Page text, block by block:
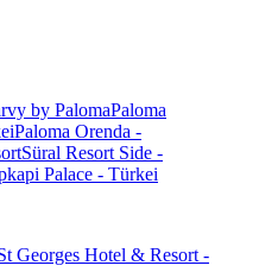
by PalomaPaloma
Paloma Orenda -
Süral Resort Side -
Palace - Türkei
Georges Hotel & Resort -